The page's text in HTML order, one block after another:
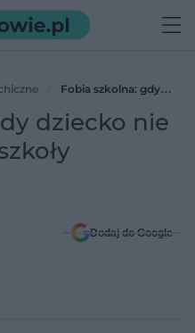
Fobia szkolna: gdy
dziecko nie
Dodaj do Google